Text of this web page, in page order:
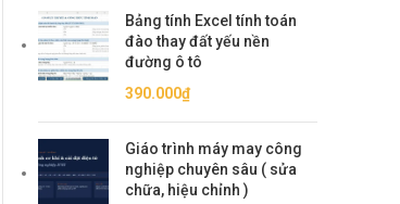
Bảng tính Excel tính toán
đào thay đất yếu nền
đường ô tô
390.000₫
Giáo trình máy may công
nghiệp chuyên sâu ( sửa
chữa, hiệu chỉnh )